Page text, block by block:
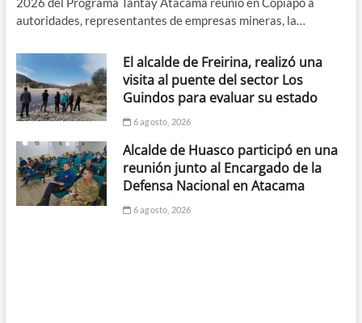
autoridades, representantes de empresas mineras, la…
El alcalde de Freirina, realizó una
visita al puente del sector Los
Guindos para evaluar su estado
6 agosto, 2026
Alcalde de Huasco participó en una
reunión junto al Encargado de la
Defensa Nacional en Atacama
6 agosto, 2026